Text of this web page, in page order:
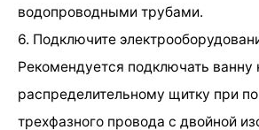
водопроводными трубами.
6. Подключите
Рекомендуется подключать
распределительному щитку при
трехфазного провода с двойной